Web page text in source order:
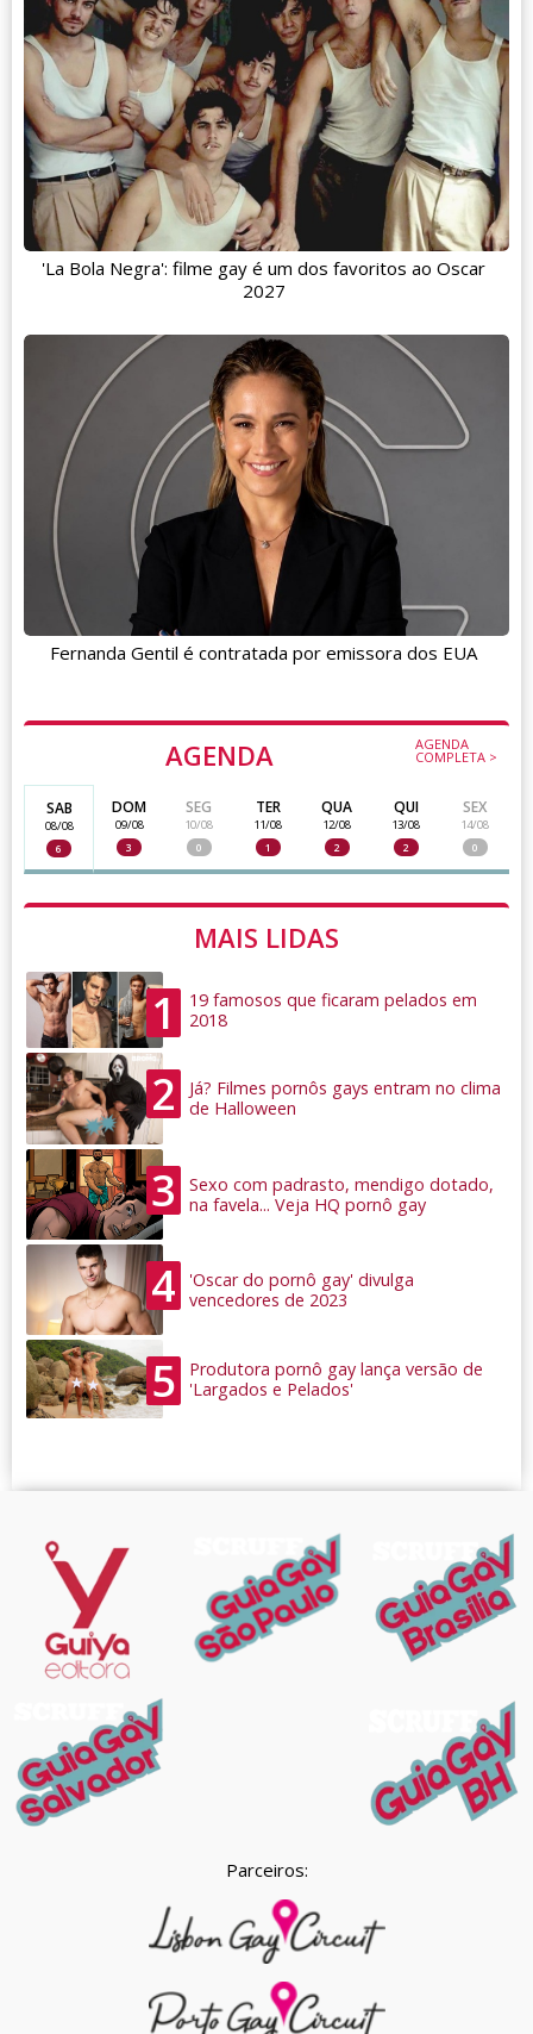
AGENDA AGENDA
COMPLETA >
SAB
08/08
6
DOM
09/08
3
SEG
10/08
0
TER
11/08
1
QUA
12/08
2
QUI
13/08
2
SEX
14/08
0
MAIS LIDAS
1
19 famosos que ficaram pelados em
2018
2
Já? Filmes pornôs gays entram no clima
de Halloween
3
Sexo com padrasto, mendigo dotado,
na favela... Veja HQ pornô gay
4
'Oscar do pornô gay' divulga
vencedores de 2023
5
Produtora pornô gay lança versão de
'Largados e Pelados'
'La Bola Negra': filme gay é um dos favoritos ao Oscar
2027
Fernanda Gentil é contratada por emissora dos EUA
Parceiros: